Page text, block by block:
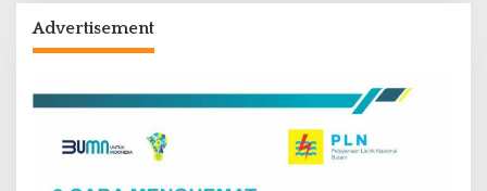
Advertisement